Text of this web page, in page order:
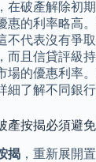
在破產解除初
惠的利率略高
不代表沒有爭
而且信貸評級
場的優惠利率
細了解不同銀行
產按揭必須避
揭 ，重新展開